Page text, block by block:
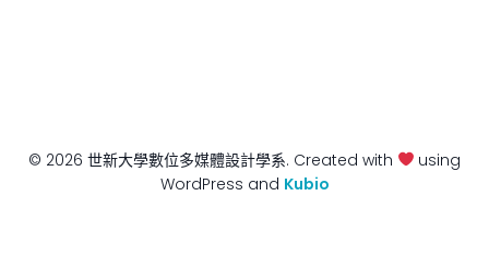
© 2026 世新大學數位多媒體設計學系. Created with
using
WordPress and Kubio